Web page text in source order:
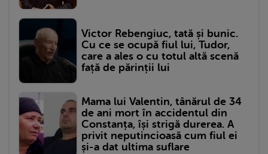
Victor Rebengiuc, tată și bunic.
Cu ce se ocupă fiul lui, Tudor,
care a ales o cu totul altă scenă
față de părinții lui
Mama lui Valentin, tânărul de 34
de ani mort în accidentul din
Constanța, își strigă durerea. A
privit neputincioasă cum fiul ei
și-a dat ultima suflare